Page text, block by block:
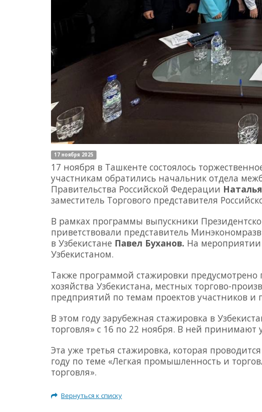
17 ноября 2025
17 ноября в Ташкенте состоялось
участникам обратились начальник отдела
Правительства Российской Федерации Наталья
заместитель Торгового представителя
В рамках программы выпускники
приветствовали представитель
в Узбекистане Павел Буханов. На мероприятии
Узбекистаном.
Также программой стажировки предусмотрено
хозяйства Узбекистана, местных торгово-
предприятий по темам проектов участников и
В этом году зарубежная стажировка в
торговля» с 16 по 22 ноября. В ней принимают
Эта уже третья стажировка, которая
году по теме «Легкая промышленность и
торговля».
Вернуться к списку